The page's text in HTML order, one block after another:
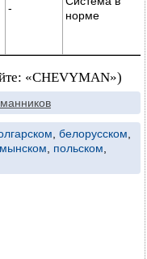
-
норме
«CHEVYMAN»)
белорусском
польском